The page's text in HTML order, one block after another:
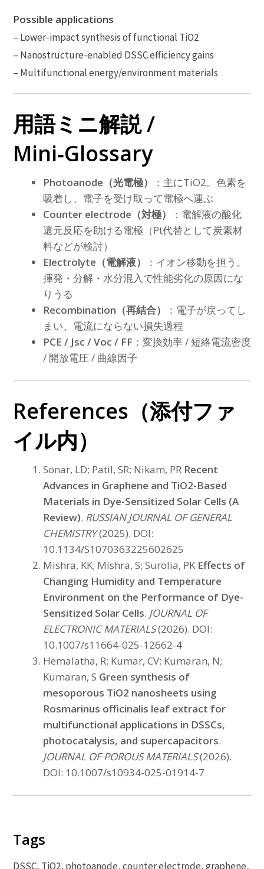
Possible applications
– Lower-impact synthesis of functional TiO2
– Nanostructure-enabled DSSC efficiency gains
– Multifunctional energy/environment materials
用語ミニ解説 /
Mini‑Glossary
Photoanode（光電極）
：主にTiO2。色素を
吸着し、電子を受け取って電極へ運ぶ
Counter electrode（対極）
：電解液の酸化
還元反応を助ける電極（Pt代替として炭素材
料などが検討）
Electrolyte（電解液）
：イオン移動を担う。
揮発・分解・水分混入で性能劣化の原因にな
りうる
Recombination（再結合）
：電子が戻ってし
まい、電流にならない損失過程
PCE / Jsc / Voc / FF ：変換効率 / 短絡電流密度
/ 開放電圧 / 曲線因子
References（添付ファ
イル内）
Sonar, LD; Patil, SR; Nikam, PR Recent
Advances in Graphene and TiO2-Based
Materials in Dye-Sensitized Solar Cells (A
Review). RUSSIAN JOURNAL OF GENERAL
CHEMISTRY(2025). DOI:
10.1134/S1070363225602625
Mishra, KK; Mishra, S; Surolia, PK Effects of
Changing Humidity and Temperature
Environment on the Performance of Dye-
Sensitized Solar Cells. JOURNAL OF
ELECTRONIC MATERIALS(2026). DOI:
10.1007/s11664-025-12662-4
Hemalatha, R; Kumar, CV; Kumaran, N;
Kumaran, S Green synthesis of
mesoporous TiO2 nanosheets using
Rosmarinus officinalis leaf extract for
multifunctional applications in DSSCs,
photocatalysis, and supercapacitors.
JOURNAL OF POROUS MATERIALS(2026).
DOI: 10.1007/s10934-025-01914-7
Tags
DSSC, TiO2, photoanode, counter electrode, graphene,